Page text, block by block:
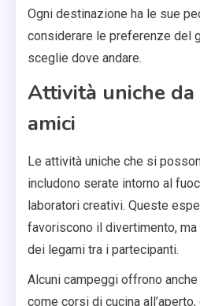
Ogni destinazione ha le sue
considerare le preferenze del
sceglie dove andare.
Attività uniche da
amici
Le attività uniche che si
includono serate intorno al
laboratori creativi. Queste
favoriscono il divertimento,
dei legami tra i partecipanti.
Alcuni campeggi offrono
come corsi di cucina